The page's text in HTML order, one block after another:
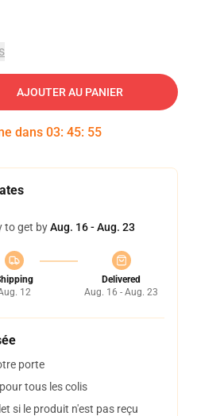
AJOUTER AU PANIER
dans 03: 45: 54
to get byAug. 16 - Aug. 23
12
Delivered
Aug. 16 - Aug. 23
porte
tous les colis
si le produit n'est pas reçu